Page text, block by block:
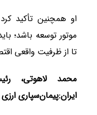
او همچنین تأکید
موتور توسعه باشد؛
تا از ظرفیت واقعی
محمد لاهوتی،
ایران:پیمان‌سپاری